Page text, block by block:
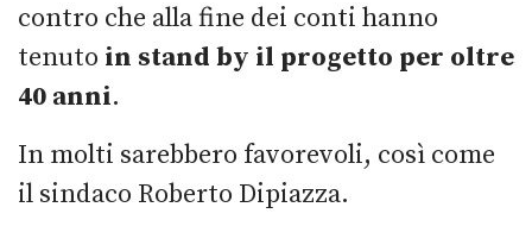
contro che alla fine dei conti hanno
tenuto in stand by il progetto per oltre
40 anni.
In molti sarebbero favorevoli, così come
il sindaco Roberto Dipiazza.